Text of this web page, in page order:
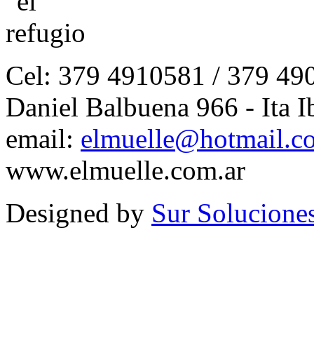
Cel: 379 4910581 / 379
Daniel Balbuena 966 - Ita
email:
www.elmuelle.com.ar
Designed by Sur